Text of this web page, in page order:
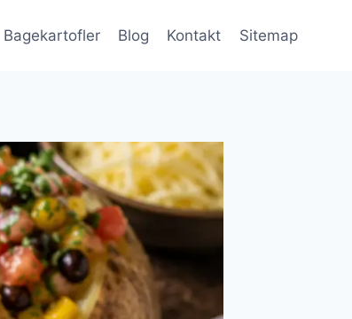
Bagekartofler Blog Kontakt Sitemap